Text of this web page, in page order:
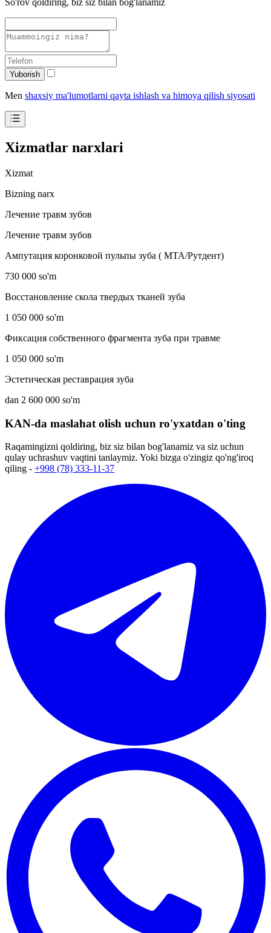
So'rov qoldiring, biz siz bilan bog'lanamiz
Yuborish
Men shaxsiy ma'lumotlarni qayta ishlash va himoya qilish siyosati
Xizmatlar narxlari
Xizmat
Bizning narx
Лечение травм зубов
Лечение травм зубов
Ампутация коронковой пульпы зуба ( МТА/Рутдент)
730 000 so'm
Восстановление скола твердых тканей зуба
1 050 000 so'm
Фиксация собственного фрагмента зуба при травме
1 050 000 so'm
Эстетическая реставрация зуба
dan 2 600 000 so'm
KAN-da maslahat olish uchun ro'yxatdan o'ting
Raqamingizni qoldiring, biz siz bilan bog'lanamiz va siz uchun
qulay uchrashuv vaqtini tanlaymiz. Yoki bizga o'zingiz qo'ng'iroq
qiling - +998 (78) 333-11-37